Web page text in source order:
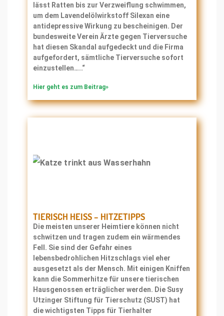
lässt Ratten bis zur Verzweiflung schwimmen,
um dem Lavendelölwirkstoff Silexan eine
antidepressive Wirkung zu bescheinigen. Der
bundesweite Verein Ärzte gegen Tierversuche
hat diesen Skandal aufgedeckt und die Firma
aufgefordert, sämtliche Tierversuche sofort
einzustellen…..“
Hier geht es zum Beitrag»
TIERISCH HEISS – HITZETIPPS
Die meisten unserer Heimtiere können nicht
schwitzen und tragen zudem ein wärmendes
Fell. Sie sind der Gefahr eines
lebensbedrohlichen Hitzschlags viel eher
ausgesetzt als der Mensch. Mit einigen Kniffen
kann die Sommerhitze für unsere tierischen
Hausgenossen erträglicher werden. Die Susy
Utzinger Stiftung für Tierschutz (SUST) hat
die wichtigsten Tipps für Tierhalter